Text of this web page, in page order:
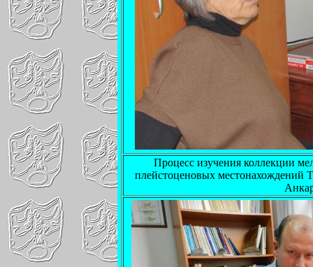
Процесс изучения коллекции
плейстоценовых местонахождений